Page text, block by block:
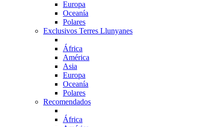
Europa
Oceanía
Polares
Exclusivos Terres Llunyanes
África
América
Asia
Europa
Oceanía
Polares
Recomendados
África